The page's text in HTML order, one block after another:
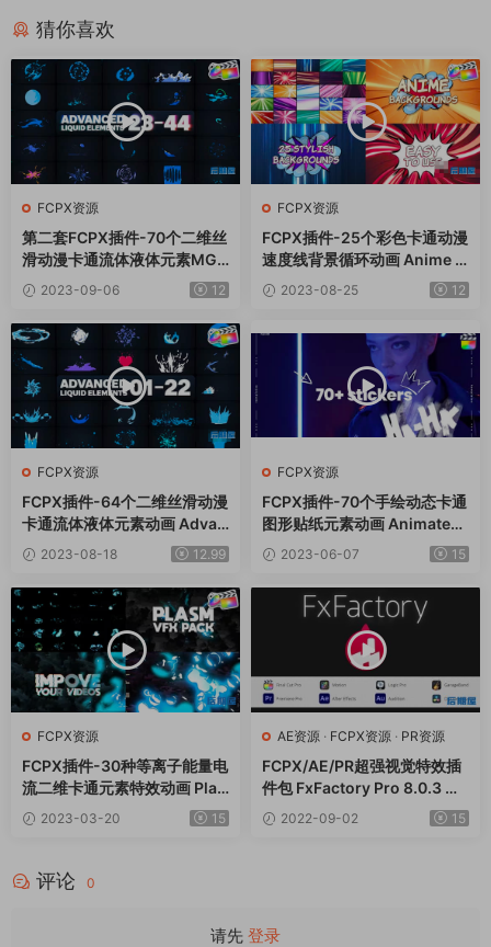
猜你喜欢
FCPX资源
第二套FCPX插件-70个二维丝
滑动漫卡通流体液体元素MG
动画2023-09-06 12
FCPX资源
FCPX插件-25个彩色卡通动漫
速度线背景循环动画 Anime B
ackgrounds
2023-08-25 12
FCPX资源
FCPX插件-64个二维丝滑动漫
卡通流体液体元素动画 Advan
ced Liquid Elements
2023-08-18 12.99
FCPX资源
FCPX插件-70个手绘动态卡通
图形贴纸元素动画 Animated
Stickers Pack
2023-06-07 15
FCPX资源
FCPX插件-30种等离子能量电
流二维卡通元素特效动画 Plas
ma VFX Pack
2023-03-20 15
AE资源 · FCPX资源 · PR资源
FCPX/AE/PR超强视觉特效插
件包 FxFactory Pro 8.0.3 Ma
c全解锁版
2022-09-02 15
评论 0
请先 登录